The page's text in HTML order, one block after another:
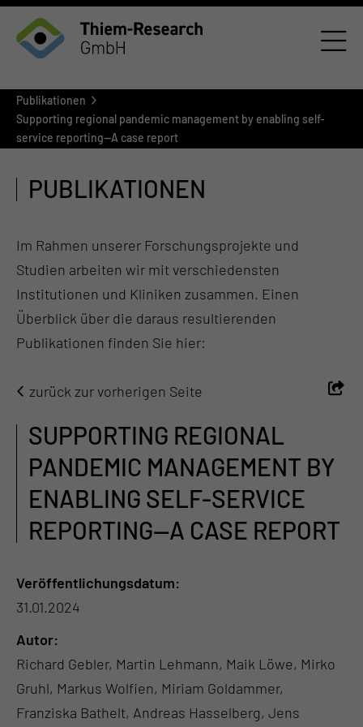
Publikationen
Supporting regional pandemic management by enabling self-
service reporting—A case report
PUBLIKATIONEN
Im Rahmen unserer Forschungsprojekte und
Studien arbeiten wir mit verschiedensten
Institutionen und Kliniken zusammen. Einen
Überblick über die daraus resultierenden
Publikationen finden Sie hier:
zurück zur vorherigen Seite
SUPPORTING REGIONAL
PANDEMIC MANAGEMENT BY
ENABLING SELF-SERVICE
REPORTING—A CASE REPORT
Veröffentlichungsdatum:
31.01.2024
Autor:
Richard Gebler, Martin Lehmann, Maik Löwe, Mirko
Gruhl, Markus Wolfien, Miriam Goldammer,
Franziska Bathelt, Andreas Hasselberg, Jens